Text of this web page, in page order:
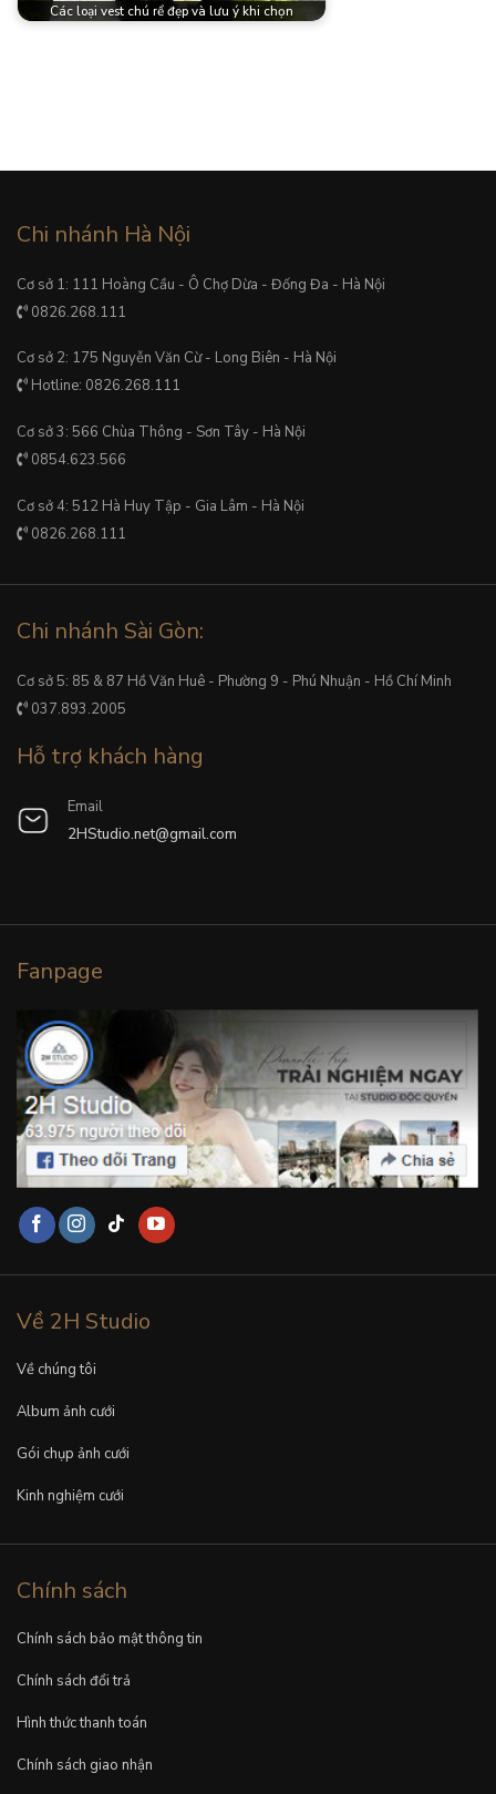
Các loại vest chú rể đẹp và lưu ý khi chọn
Chi nhánh Hà Nội
Cơ sở 1: 111 Hoàng Cầu - Ô Chợ Dừa - Đống Đa - Hà Nội
0826.268.111
Cơ sở 2: 175 Nguyễn Văn Cừ - Long Biên - Hà Nội
Hotline: 0826.268.111
Cơ sở 3: 566 Chùa Thông - Sơn Tây - Hà Nội
0854.623.566
Cơ sở 4: 512 Hà Huy Tập - Gia Lâm - Hà Nội
0826.268.111
Chi nhánh Sài Gòn:
Cơ sở 5: 85 & 87 Hồ Văn Huê - Phường 9 - Phú Nhuận - Hồ Chí Minh
037.893.2005
Hỗ trợ khách hàng
Email
2HStudio.net@gmail.com
Fanpage
Về 2H Studio
Về chúng tôi
Album ảnh cưới
Gói chụp ảnh cưới
Kinh nghiệm cưới
Chính sách
Chính sách bảo mật thông tin
Chính sách đổi trả
Hình thức thanh toán
Chính sách giao nhận